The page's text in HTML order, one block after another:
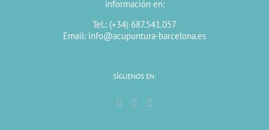
información en:
Tel.: (+34) 687.541.057
Email: info@acupuntura-barcelona.es
SÍGUENOS EN: